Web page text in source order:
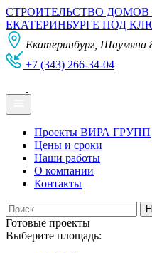
СТРОИТЕЛЬСТВО
ЕКАТЕРИНБУРГЕ ПОД
Екатеринбург, Шаумяна
+7 (343) 266-34-04
Проекты ВИРА ГРУПП
Цены и сроки
Наши работы
О компании
Контакты
Готовые проекты
Выберите площадь: